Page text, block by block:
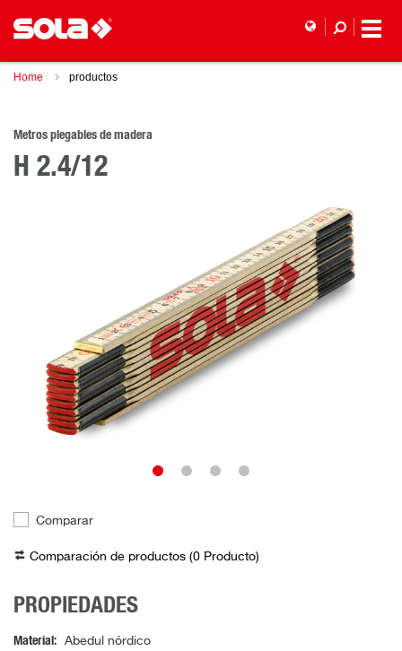
Home productos
Metros plegables de madera
H 2.4/12
Comparar
Comparación de productos (0 Producto)
PROPIEDADES
Material Abedul nórdico